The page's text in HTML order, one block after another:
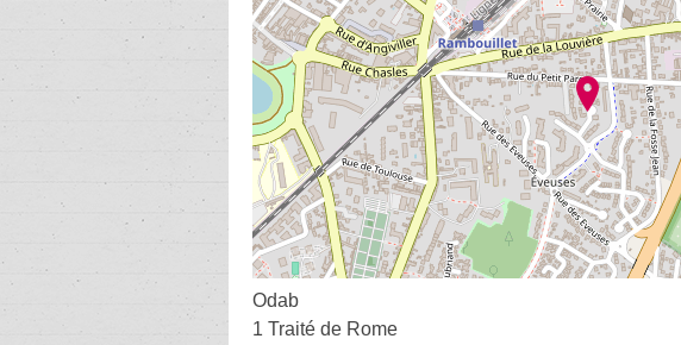
Odab
1 Traité de Rome